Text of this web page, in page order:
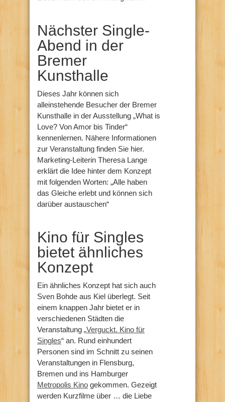
Nächster Single-
Abend in der
Bremer
Kunsthalle
Dieses Jahr können sich
alleinstehende Besucher der Bremer
Kunsthalle in der Ausstellung „What is
Love? Von Amor bis Tinder“
kennenlernen. Nähere Informationen
zur Veranstaltung finden Sie hier.
Marketing-Leiterin Theresa Lange
erklärt die Idee hinter dem Konzept
mit folgenden Worten: „Alle haben
das Gleiche erlebt und können sich
darüber austauschen“
Kino für Singles
bietet ähnliches
Konzept
Ein ähnliches Konzept hat sich auch
Sven Bohde aus Kiel überlegt. Seit
einem knappen Jahr bietet er in
verschiedenen Städten die
Veranstaltung „Verguckt. Kino für
Singles“ an. Rund einhundert
Personen sind im Schnitt zu seinen
Veranstaltungen in Flensburg,
Bremen und ins Hamburger
Metropolis Kino gekommen. Gezeigt
werden Kurzfilme über … die Liebe